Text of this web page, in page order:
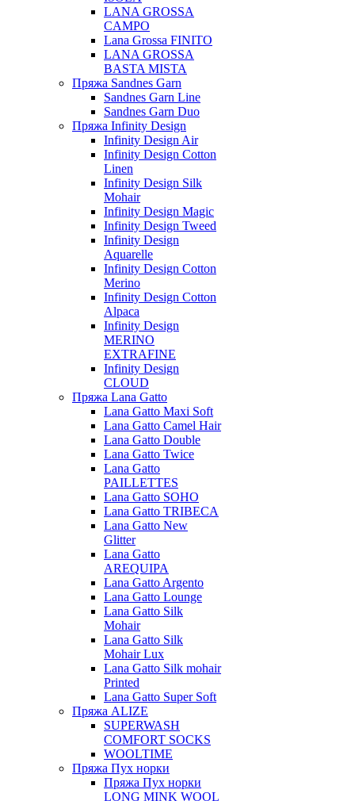
LANA GROSSA
CAMPO
Lana Grossa FINITO
LANA GROSSA
BASTA MISTA
Пряжа Sandnes Garn
Sandnes Garn Line
Sandnes Garn Duo
Пряжа Infinity Design
Infinity Design Air
Infinity Design Cotton
Linen
Infinity Design Silk
Mohair
Infinity Design Magic
Infinity Design Tweed
Infinity Design
Aquarelle
Infinity Design Cotton
Merino
Infinity Design Cotton
Alpaca
Infinity Design
MERINO
EXTRAFINE
Infinity Design
CLOUD
Пряжа Lana Gatto
Lana Gatto Maxi Soft
Lana Gatto Camel Hair
Lana Gatto Double
Lana Gatto Twice
Lana Gatto
PAILLETTES
Lana Gatto SOHO
Lana Gatto TRIBECA
Lana Gatto New
Glitter
Lana Gatto
AREQUIPA
Lana Gatto Argento
Lana Gatto Lounge
Lana Gatto Silk
Mohair
Lana Gatto Silk
Mohair Lux
Lana Gatto Silk mohair
Printed
Lana Gatto Super Soft
Пряжа ALIZE
SUPERWASH
COMFORT SOCKS
WOOLTIME
Пряжа Пух норки
Пряжа Пух норки
LONG MINK WOOL